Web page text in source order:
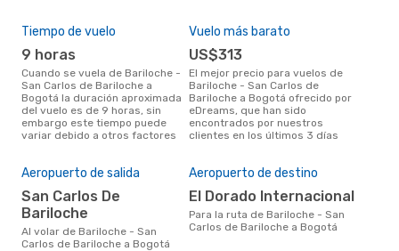
Tiempo de vuelo
9 horas
Cuando se vuela de Bariloche -
San Carlos de Bariloche a
Bogotá la duración aproximada
del vuelo es de 9 horas, sin
embargo este tiempo puede
variar debido a otros factores
Vuelo más barato
US$313
El mejor precio para vuelos de
Bariloche - San Carlos de
Bariloche a Bogotá ofrecido por
eDreams, que han sido
encontrados por nuestros
clientes en los últimos 3 días
Aeropuerto de salida
San Carlos De
Bariloche
Al volar de Bariloche - San
Carlos de Bariloche a Bogotá
Aeropuerto de destino
El Dorado Internacional
Para la ruta de Bariloche - San
Carlos de Bariloche a Bogotá